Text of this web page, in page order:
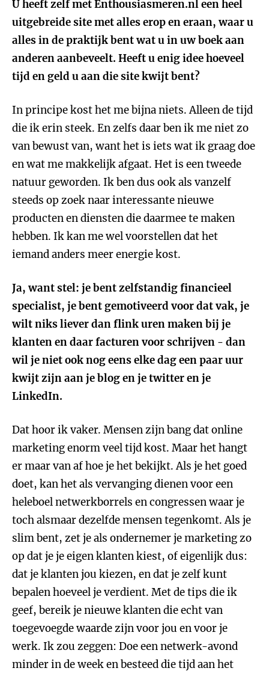
U heeft zelf met Enthousiasmeren.nl een heel
uitgebreide site met alles erop en eraan, waar u
alles in de praktijk bent wat u in uw boek aan
anderen aanbeveelt. Heeft u enig idee hoeveel
tijd en geld u aan die site kwijt bent?
In principe kost het me bijna niets. Alleen de tijd
die ik erin steek. En zelfs daar ben ik me niet zo
van bewust van, want het is iets wat ik graag doe
en wat me makkelijk afgaat. Het is een tweede
natuur geworden. Ik ben dus ook als vanzelf
steeds op zoek naar interessante nieuwe
producten en diensten die daarmee te maken
hebben. Ik kan me wel voorstellen dat het
iemand anders meer energie kost.
Ja, want stel: je bent zelfstandig financieel
specialist, je bent gemotiveerd voor dat vak, je
wilt niks liever dan flink uren maken bij je
klanten en daar facturen voor schrijven - dan
wil je niet ook nog eens elke dag een paar uur
kwijt zijn aan je blog en je twitter en je
LinkedIn.
Dat hoor ik vaker. Mensen zijn bang dat online
marketing enorm veel tijd kost. Maar het hangt
er maar van af hoe je het bekijkt. Als je het goed
doet, kan het als vervanging dienen voor een
heleboel netwerkborrels en congressen waar je
toch alsmaar dezelfde mensen tegenkomt. Als je
slim bent, zet je als ondernemer je marketing zo
op dat je je eigen klanten kiest, of eigenlijk dus:
dat je klanten jou kiezen, en dat je zelf kunt
bepalen hoeveel je verdient. Met de tips die ik
geef, bereik je nieuwe klanten die echt van
toegevoegde waarde zijn voor jou en voor je
werk. Ik zou zeggen: Doe een netwerk-avond
minder in de week en besteed die tijd aan het